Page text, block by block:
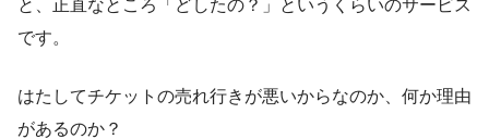
と、正直なところ「どしたの？」というくらいのサービス
です。
はたしてチケットの売れ行きが悪いからなのか、何か理由
があるのか？